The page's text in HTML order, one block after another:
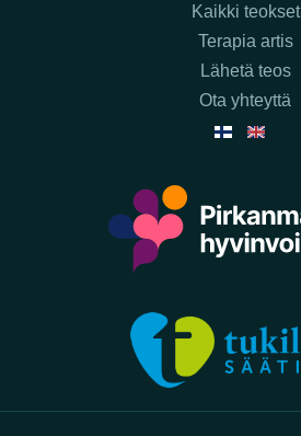
Kaikki teokset
Terapia artis
Lähetä teos
Ota yhteyttä